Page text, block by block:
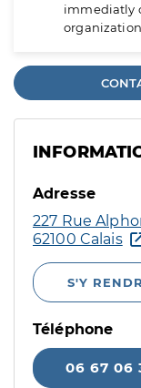
immediatly
Adresse
227 Rue
62100 Calais
S'Y
Téléphone
06 67 06